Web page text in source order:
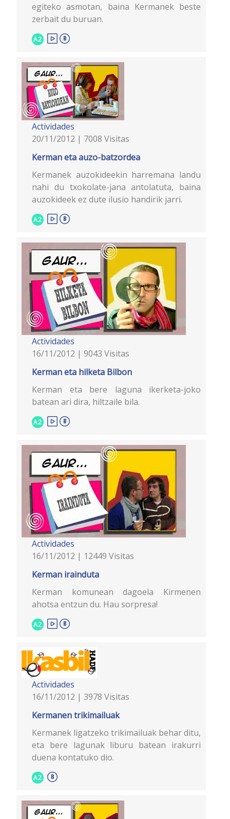
egiteko asmotan, baina Kermanek beste
zerbait du buruan.
A2
Actividades
20/11/2012 | 7008 Visitas
Kerman eta auzo-batzordea
Kermanek auzokideekin harremana landu
nahi du txokolate-jana antolatuta, baina
auzokideek ez dute ilusio handirik jarri.
A2
Actividades
16/11/2012 | 9043 Visitas
Kerman eta hilketa Bilbon
Kerman eta bere laguna ikerketa-joko
batean ari dira, hiltzaile bila.
A2
Actividades
16/11/2012 | 12449 Visitas
Kerman irainduta
Kerman komunean dagoela Kirmenen
ahotsa entzun du. Hau sorpresa!
A2
Actividades
16/11/2012 | 3978 Visitas
Kermanen trikimailuak
Kermanek ligatzeko trikimailuak behar ditu,
eta bere lagunak liburu batean irakurri
duena kontatuko dio.
A2